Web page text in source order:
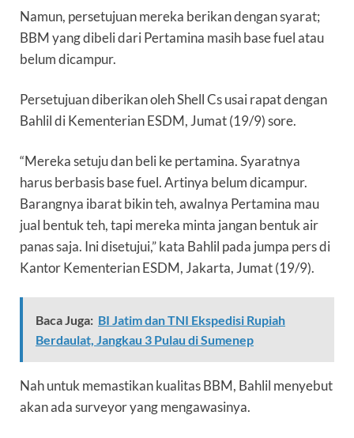
Namun, persetujuan mereka berikan dengan syarat;
BBM yang dibeli dari Pertamina masih base fuel atau
belum dicampur.
Persetujuan diberikan oleh Shell Cs usai rapat dengan
Bahlil di Kementerian ESDM, Jumat (19/9) sore.
“Mereka setuju dan beli ke pertamina. Syaratnya
harus berbasis base fuel. Artinya belum dicampur.
Barangnya ibarat bikin teh, awalnya Pertamina mau
jual bentuk teh, tapi mereka minta jangan bentuk air
panas saja. Ini disetujui,” kata Bahlil pada jumpa pers di
Kantor Kementerian ESDM, Jakarta, Jumat (19/9).
Baca Juga: BI Jatim dan TNI Ekspedisi Rupiah
Berdaulat, Jangkau 3 Pulau di Sumenep
Nah untuk memastikan kualitas BBM, Bahlil menyebut
akan ada surveyor yang mengawasinya.